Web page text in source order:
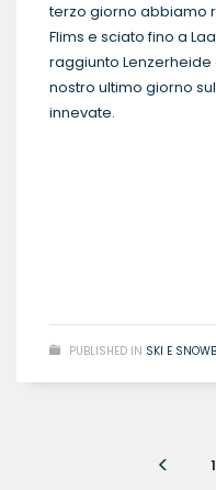
terzo giorno abbiamo
Flims e sciato fino a
raggiunto
nostro ultimo giorno
innevate.
PUBLISHED IN SKI E
1